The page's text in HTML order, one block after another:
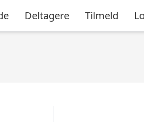
Deltagere Tilmeld